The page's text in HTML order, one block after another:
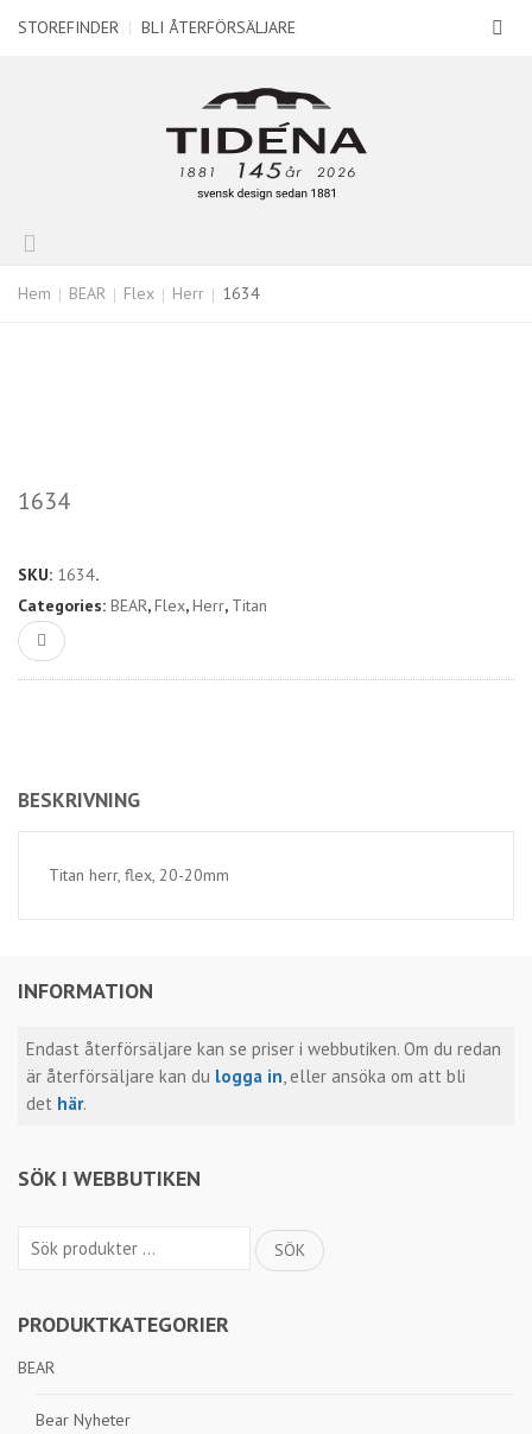
STOREFINDER | BLI ÅTERFÖRSÄLJARE
Hem BEAR Flex Herr 1634
INFORMATION
Endast återförsäljare kan se priser i webbutiken. Om du redan
är återförsäljare kan du logga in, eller ansöka om att bli
det här.
SÖK I WEBBUTIKEN
Sök
SÖK
PRODUKTKATEGORIER
BEAR
Bear Nyheter
1634
SKU: 1634.
Categories: BEAR,Flex,Herr, Titan
BESKRIVNING
Titan herr, flex, 20-20mm